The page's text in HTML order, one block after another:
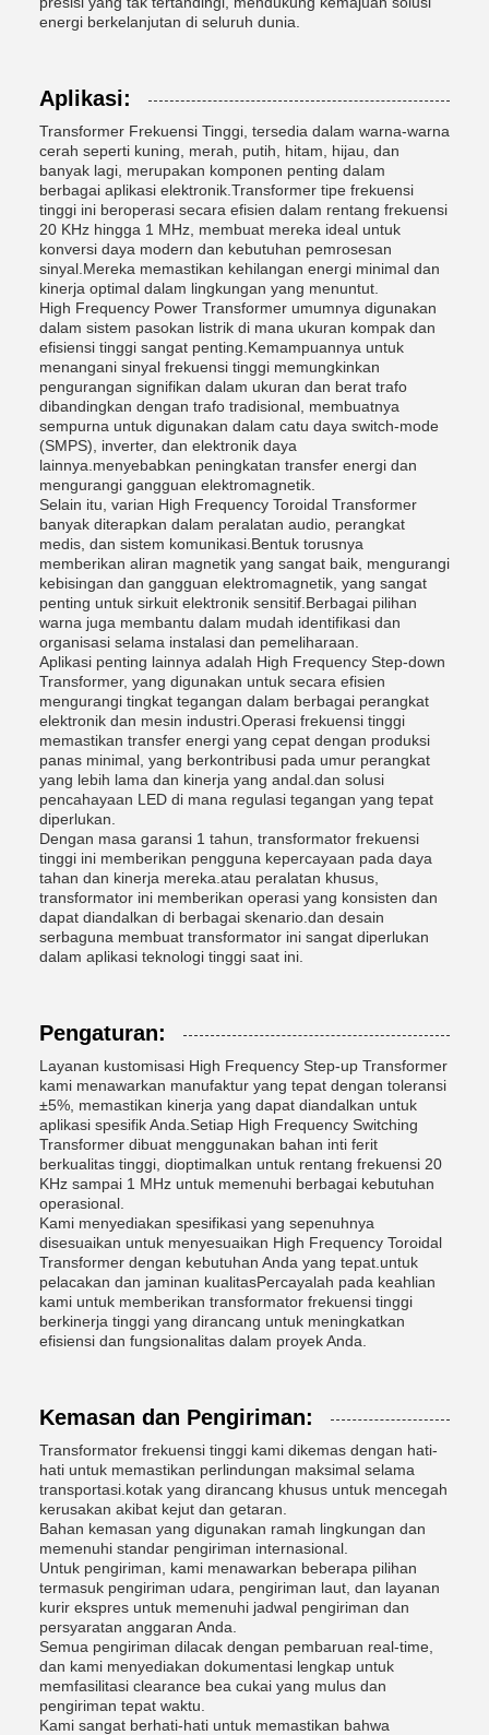
energi berkelanjutan di seluruh dunia.
Aplikasi:
Transformer Frekuensi Tinggi, tersedia dalam warna-warna
cerah seperti kuning, merah, putih, hitam, hijau, dan
banyak lagi, merupakan komponen penting dalam
berbagai aplikasi elektronik.Transformer tipe frekuensi
tinggi ini beroperasi secara efisien dalam rentang frekuensi
20 KHz hingga 1 MHz, membuat mereka ideal untuk
konversi daya modern dan kebutuhan pemrosesan
sinyal.Mereka memastikan kehilangan energi minimal dan
kinerja optimal dalam lingkungan yang menuntut.
High Frequency Power Transformer umumnya digunakan
dalam sistem pasokan listrik di mana ukuran kompak dan
efisiensi tinggi sangat penting.Kemampuannya untuk
menangani sinyal frekuensi tinggi memungkinkan
pengurangan signifikan dalam ukuran dan berat trafo
dibandingkan dengan trafo tradisional, membuatnya
sempurna untuk digunakan dalam catu daya switch-mode
(SMPS), inverter, dan elektronik daya
lainnya.menyebabkan peningkatan transfer energi dan
mengurangi gangguan elektromagnetik.
Selain itu, varian High Frequency Toroidal Transformer
banyak diterapkan dalam peralatan audio, perangkat
medis, dan sistem komunikasi.Bentuk torusnya
memberikan aliran magnetik yang sangat baik, mengurangi
kebisingan dan gangguan elektromagnetik, yang sangat
penting untuk sirkuit elektronik sensitif.Berbagai pilihan
warna juga membantu dalam mudah identifikasi dan
organisasi selama instalasi dan pemeliharaan.
Aplikasi penting lainnya adalah High Frequency Step-down
Transformer, yang digunakan untuk secara efisien
mengurangi tingkat tegangan dalam berbagai perangkat
elektronik dan mesin industri.Operasi frekuensi tinggi
memastikan transfer energi yang cepat dengan produksi
panas minimal, yang berkontribusi pada umur perangkat
yang lebih lama dan kinerja yang andal.dan solusi
pencahayaan LED di mana regulasi tegangan yang tepat
diperlukan.
Dengan masa garansi 1 tahun, transformator frekuensi
tinggi ini memberikan pengguna kepercayaan pada daya
tahan dan kinerja mereka.atau peralatan khusus,
transformator ini memberikan operasi yang konsisten dan
dapat diandalkan di berbagai skenario.dan desain
serbaguna membuat transformator ini sangat diperlukan
dalam aplikasi teknologi tinggi saat ini.
Pengaturan:
Layanan kustomisasi High Frequency Step-up Transformer
kami menawarkan manufaktur yang tepat dengan toleransi
±5%, memastikan kinerja yang dapat diandalkan untuk
aplikasi spesifik Anda.Setiap High Frequency Switching
Transformer dibuat menggunakan bahan inti ferit
berkualitas tinggi, dioptimalkan untuk rentang frekuensi 20
KHz sampai 1 MHz untuk memenuhi berbagai kebutuhan
operasional.
Kami menyediakan spesifikasi yang sepenuhnya
disesuaikan untuk menyesuaikan High Frequency Toroidal
Transformer dengan kebutuhan Anda yang tepat.untuk
pelacakan dan jaminan kualitasPercayalah pada keahlian
kami untuk memberikan transformator frekuensi tinggi
berkinerja tinggi yang dirancang untuk meningkatkan
efisiensi dan fungsionalitas dalam proyek Anda.
Kemasan dan Pengiriman:
Transformator frekuensi tinggi kami dikemas dengan hati-
hati untuk memastikan perlindungan maksimal selama
transportasi.kotak yang dirancang khusus untuk mencegah
kerusakan akibat kejut dan getaran.
Bahan kemasan yang digunakan ramah lingkungan dan
memenuhi standar pengiriman internasional.
Untuk pengiriman, kami menawarkan beberapa pilihan
termasuk pengiriman udara, pengiriman laut, dan layanan
kurir ekspres untuk memenuhi jadwal pengiriman dan
persyaratan anggaran Anda.
Semua pengiriman dilacak dengan pembaruan real-time,
dan kami menyediakan dokumentasi lengkap untuk
memfasilitasi clearance bea cukai yang mulus dan
pengiriman tepat waktu.
Kami sangat berhati-hati untuk memastikan bahwa